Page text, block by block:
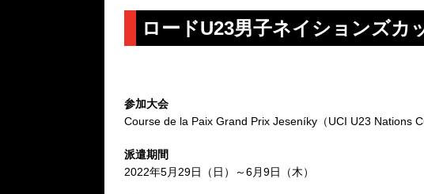
ロードU23男子ネイションズカ
参加大会
Course de la Paix Grand Prix Jeseníky（UCI U23 Nations
派遣期間
2022年5月29日（日）～6月9日（木）